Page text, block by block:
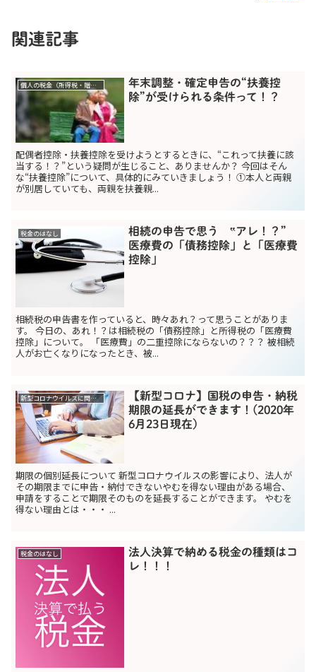
関連記事
個人の税金（所得税・贈与税）
年末調整・確定申告の“扶養控
除”が受けられる条件って！？
配偶者控除・扶養控除を受けようとするときに、“これって扶養に該
当する！？”という疑問が生じること、ありませんか？ 今回はそん
な“扶養控除”について、具体的にみていきましょう！ ①本人と両親
が別居していても、両親を扶養親...
税金のはなし
相続の申告で思う ‟アレ！？”
医療費の「債務控除」と「医療費
控除」
相続税の申告書を作っていると、時々あれ？って思うことがありま
す。 今日の、あれ！？は相続税の「債務控除」と所得税の「医療費
控除」について。 「医療費」の二重控除にならないの？？？ 被相続
人がお亡くなりになったとき、被...
新型コロナウイルスに関する助成金関係
【新型コロナ】国税の申告・納税
期限の延長ができます！(2020年
6月23日現在）
期限の個別延長について 新型コロナウイルスの影響により、法人が
その期限までに申告・納付できないやむを得ない理由がある場合、
申請をすることで期限そのものを延長することができます。 やむを
得ない理由とは・・・ ...
税金のはなし
法人決算で納める税金の種類はコ
レ！！！